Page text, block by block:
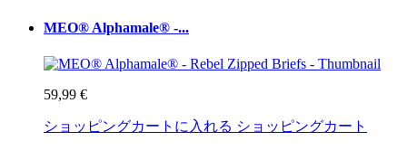
MEO® Alphamale® -...
59,99 €
ショッピングカートに入れる ショッピングカート